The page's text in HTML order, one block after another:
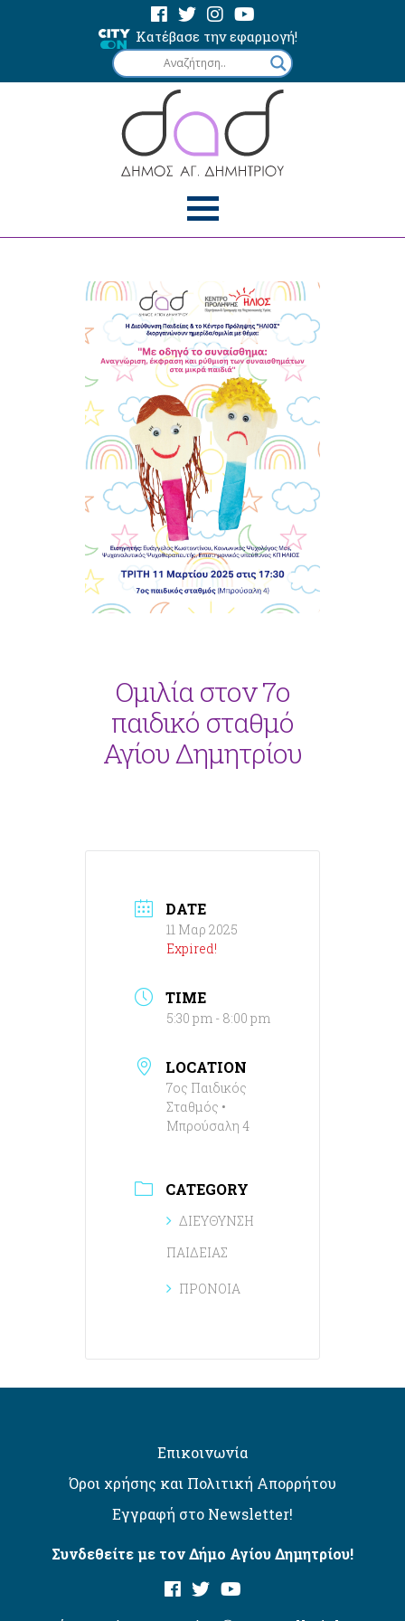
Κατέβασε την εφαρμογή!
Ομιλία στον 7ο
παιδικό σταθμό
Αγίου Δημητρίου
DATE
11 Μαρ 2025
Expired!
TIME
5:30 pm - 8:00 pm
LOCATION
7ος Παιδικός
Σταθμός •
Μπρούσαλη 4
CATEGORY
ΔΙΕΥΘΥΝΣΗ
ΠΑΙΔΕΙΑΣ
ΠΡΟΝΟΙΑ
Επικοινωνία
Όροι χρήσης και Πολιτική Απορρήτου
Εγγραφή στο Newsletter!
Συνδεθείτε με τον Δήμο Αγίου Δημητρίου!